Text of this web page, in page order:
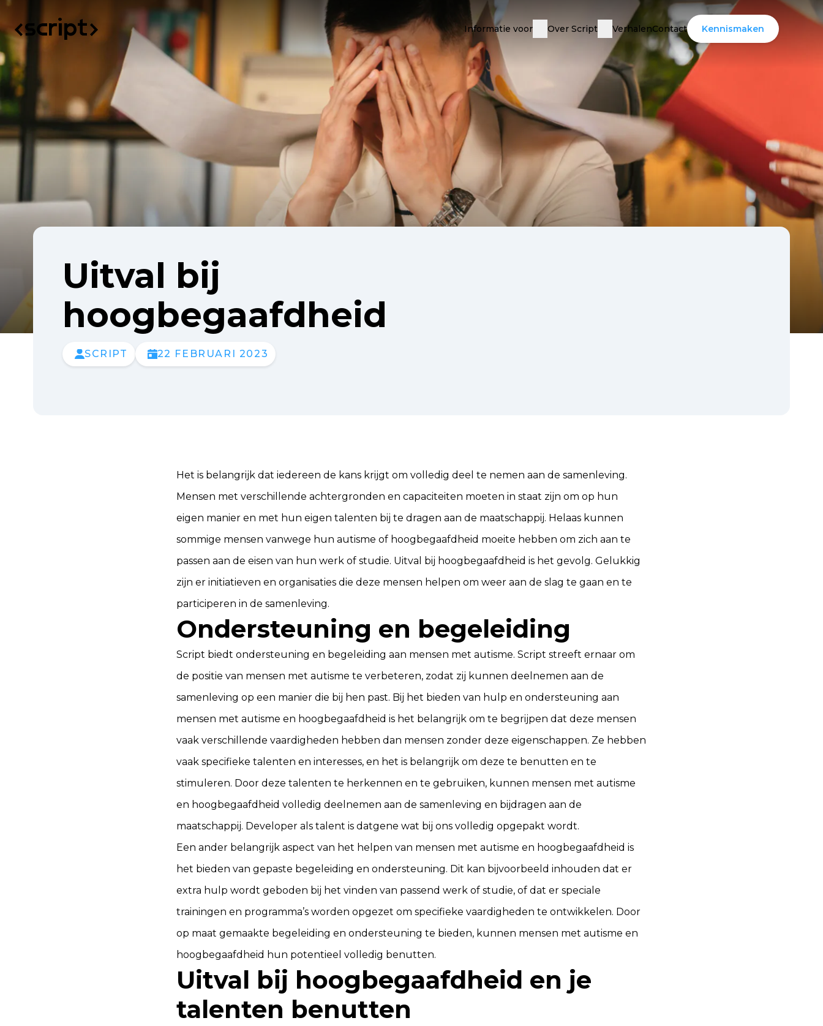
Informatie voor Over Script VerhalenContact Kennismaken
Uitval bij
hoogbegaafdheid
SCRIPT 22 FEBRUARI 2023
Het is belangrijk dat iedereen de kans krijgt om volledig deel te nemen aan de samenleving.
Mensen met verschillende achtergronden en capaciteiten moeten in staat zijn om op hun
eigen manier en met hun eigen talenten bij te dragen aan de maatschappij. Helaas kunnen
sommige mensen vanwege hun autisme of hoogbegaafdheid moeite hebben om zich aan te
passen aan de eisen van hun werk of studie. Uitval bij hoogbegaafdheid is het gevolg. Gelukkig
zijn er initiatieven en organisaties die deze mensen helpen om weer aan de slag te gaan en te
participeren in de samenleving.
Ondersteuning en begeleiding
Script biedt ondersteuning en begeleiding aan mensen met autisme. Script streeft ernaar om
de positie van mensen met autisme te verbeteren, zodat zij kunnen deelnemen aan de
samenleving op een manier die bij hen past. Bij het bieden van hulp en ondersteuning aan
mensen met autisme en hoogbegaafdheid is het belangrijk om te begrijpen dat deze mensen
vaak verschillende vaardigheden hebben dan mensen zonder deze eigenschappen. Ze hebben
vaak specifieke talenten en interesses, en het is belangrijk om deze te benutten en te
stimuleren. Door deze talenten te herkennen en te gebruiken, kunnen mensen met autisme
en hoogbegaafdheid volledig deelnemen aan de samenleving en bijdragen aan de
maatschappij. Developer als talent is datgene wat bij ons volledig opgepakt wordt.
Een ander belangrijk aspect van het helpen van mensen met autisme en hoogbegaafdheid is
het bieden van gepaste begeleiding en ondersteuning. Dit kan bijvoorbeeld inhouden dat er
extra hulp wordt geboden bij het vinden van passend werk of studie, of dat er speciale
trainingen en programma’s worden opgezet om specifieke vaardigheden te ontwikkelen. Door
op maat gemaakte begeleiding en ondersteuning te bieden, kunnen mensen met autisme en
hoogbegaafdheid hun potentieel volledig benutten.
Uitval bij hoogbegaafdheid en je
talenten benutten